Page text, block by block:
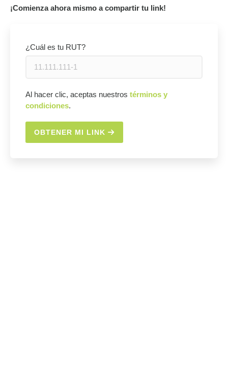
¡Comienza ahora mismo a compartir tu link!
¿Cuál es tu RUT?
Al hacer clic, aceptas nuestros términos y
condiciones.
OBTENER MI LINK